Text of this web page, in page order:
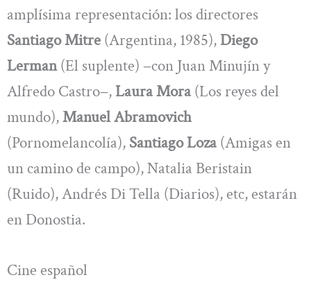
amplísima representación: los directores
Santiago Mitre (Argentina, 1985), Diego
Lerman(El suplente) −con Juan Minujín y
Alfredo Castro−, Laura Mora(Los reyes del
mundo),Manuel Abramovich
(Pornomelancolía), Santiago Loza(Amigas en
un camino de campo), Natalia Beristain
(Ruido), Andrés Di Tella (Diarios), etc, estarán
en Donostia.
Cine español